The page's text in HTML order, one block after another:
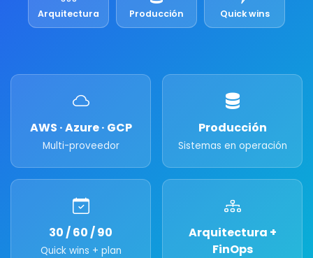
Arquitectura Producción Quick wins
AWS · Azure · GCP
Multi-proveedor
Producción
Sistemas en operación
30 / 60 / 90
Quick wins + plan
Arquitectura +
FinOps